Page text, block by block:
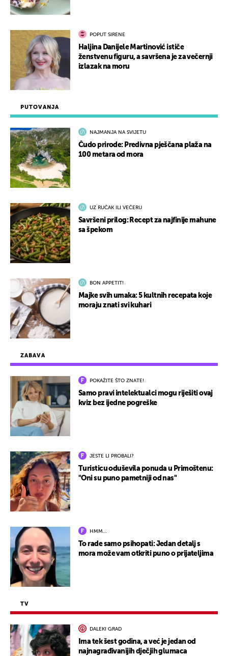
ZABAVA
POKAŽITE ŠTO ZNATE!
Samo pravi intelektualci mogu riješiti ovaj
kviz bez ijedne pogreške
JESTE LI PROBALI?
Turisticu oduševila ponuda u Primoštenu:
"Oni su puno pametniji od nas"
HMM…
To rade samo psihopati: Jedan detalj s
mora može vam otkriti puno o prijateljima
TV
DALEKI GRAD
Ima tek šest godina, a već je jedan od
najnagrađivanijih dječjih glumaca
PUTOVANJA
NAJMANJA NA SVIJETU
Čudo prirode: Predivna pješčana plaža na
100 metara od mora
UZ RUČAK ILI VEČERU
Savršeni prilog: Recept za najfinije mahune
sa špekom
BON APPETIT!
Majke svih umaka: 5 kultnih recepata koje
moraju znati svi kuhari
POPUT SIRENE
Haljina Danijele Martinović ističe
ženstvenu figuru, a savršena je za večernji
izlazak na moru